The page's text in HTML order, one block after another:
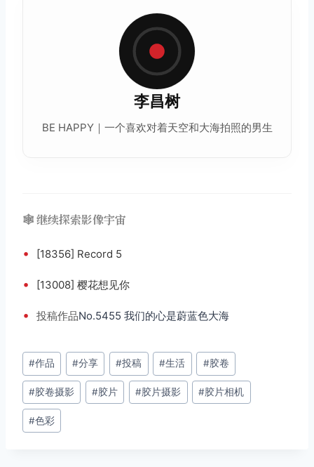
李昌树
BE HAPPY｜一个喜欢对着天空和大海拍照的男生
🕸️ 继续探索影像宇宙
• [18356] Record 5
• [13008] 樱花想见你
• 投稿作品No.5455 我们的心是蔚蓝色大海
文
章
标
签：
#作品 #分享 #投稿 #生活 #胶卷
#胶卷摄影 #胶片 #胶片摄影 #胶片相机
#色彩